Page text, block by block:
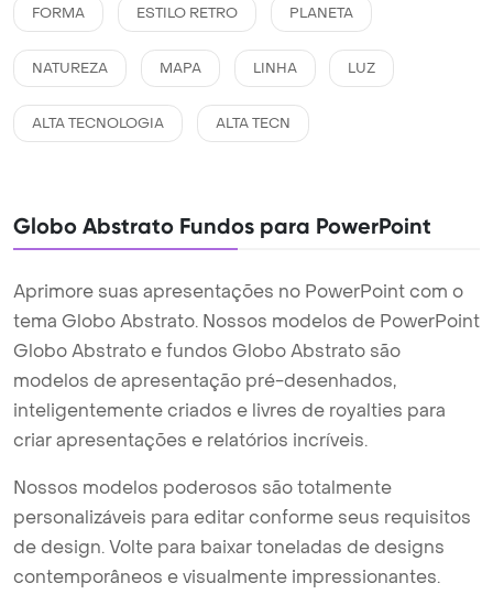
FORMA ESTILO RETRO PLANETA
NATUREZA MAPA LINHA LUZ
ALTA TECNOLOGIA ALTA TECN
Globo Abstrato Fundos para PowerPoint
Aprimore suas apresentações no PowerPoint com o
tema Globo Abstrato. Nossos modelos de PowerPoint
Globo Abstrato e fundos Globo Abstrato são
modelos de apresentação pré-desenhados,
inteligentemente criados e livres de royalties para
criar apresentações e relatórios incríveis.
Nossos modelos poderosos são totalmente
personalizáveis para editar conforme seus requisitos
de design. Volte para baixar toneladas de designs
contemporâneos e visualmente impressionantes.